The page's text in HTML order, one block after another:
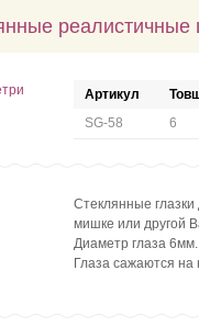
реалистичные
Артикул
SG-58
6
Стеклянные
мишке или другой
Диаметр глаза
Глаза сажаются